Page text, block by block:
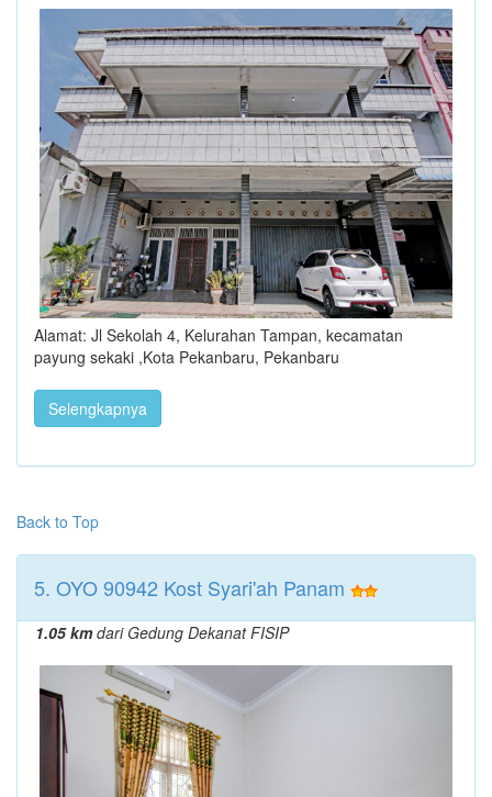
Alamat: Jl Sekolah 4, Kelurahan Tampan, kecamatan
payung sekaki ,Kota Pekanbaru, Pekanbaru
Selengkapnya
Back to Top
5. OYO 90942 Kost Syari'ah Panam
1.05 kmdari Gedung Dekanat FISIP